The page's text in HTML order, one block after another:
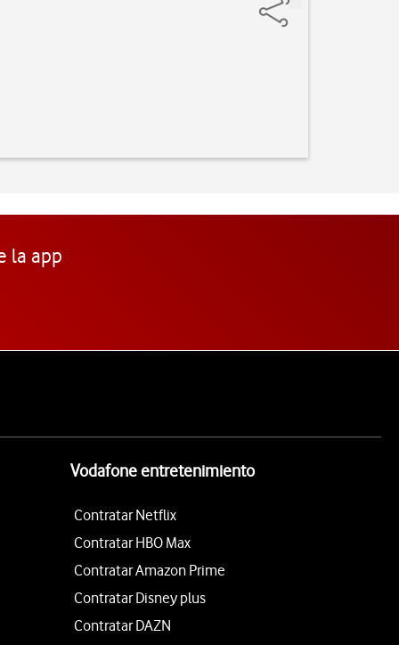
la app
Vodafone entretenimiento
Contratar Netflix
Contratar HBO Max
Contratar Amazon Prime
Contratar Disney plus
Contratar DAZN